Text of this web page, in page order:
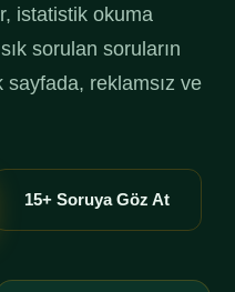
istatistik okuma
sorulan soruların
reklamsız ve
15+ Soruya Göz At